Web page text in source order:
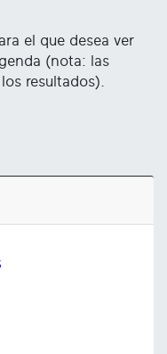
el que desea ver
(nota: las
resultados).